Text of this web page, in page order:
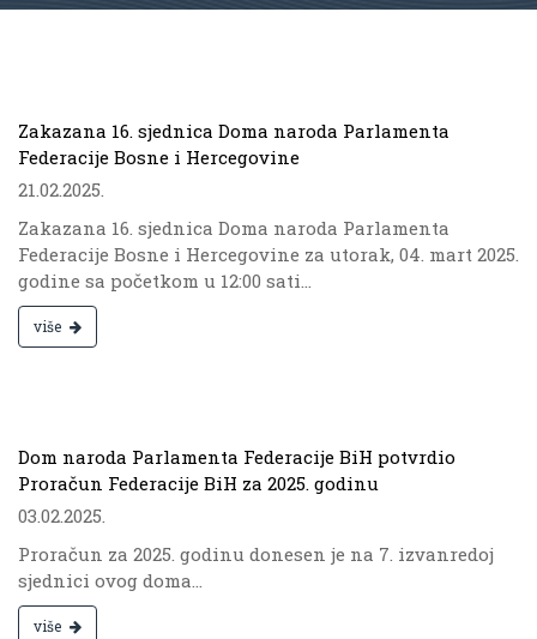
Zakazana 16. sjednica Doma naroda Parlamenta
Federacije Bosne i Hercegovine
21.02.2025.
Zakazana 16. sjednica Doma naroda Parlamenta
Federacije Bosne i Hercegovine za utorak, 04. mart 2025.
godine sa početkom u 12:00 sati...
više
Dom naroda Parlamenta Federacije BiH potvrdio
Proračun Federacije BiH za 2025. godinu
03.02.2025.
Proračun za 2025. godinu donesen je na 7. izvanredoj
sjednici ovog doma...
više